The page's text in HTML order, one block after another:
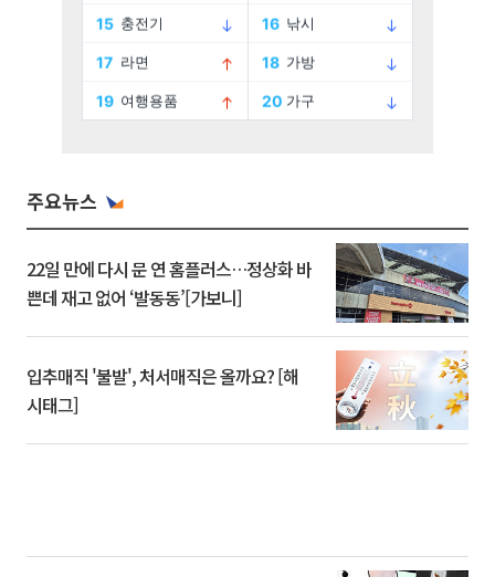
주요뉴스
22일 만에 다시 문 연 홈플러스…정상화 바
쁜데 재고 없어 ‘발동동’[가보니]
입추매직 '불발', 처서매직은 올까요? [해
시태그]